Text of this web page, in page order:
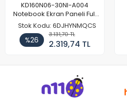
KD160N06-30NI-A004
Notebook Ekran Paneli Full
HD
Stok Kodu: 6DJHYNMQCS
%26
3.131,70 TL
2.319,74 TL